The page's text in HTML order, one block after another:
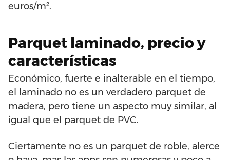
euros/m².
Parquet laminado, precio y
características
Económico, fuerte e inalterable en el tiempo,
el laminado no es un verdadero parquet de
madera, pero tiene un aspecto muy similar, al
igual que el parquet de PVC.
Ciertamente no es un parquet de roble, alerce